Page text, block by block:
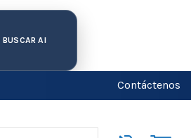
BUSCAR AI
Contáctenos